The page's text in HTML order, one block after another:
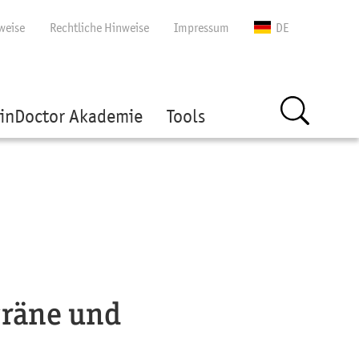
Rechtliche Hinweise Impressum DE
Akademie Tools
und